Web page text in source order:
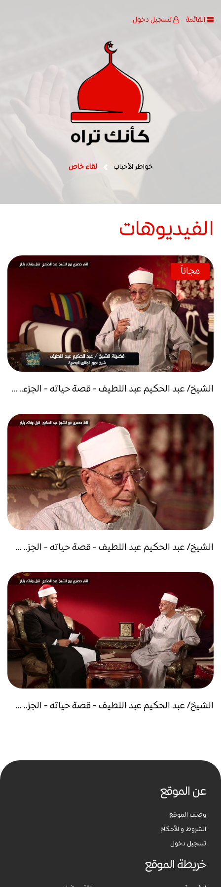
القائمة تسجيل دخول
خواطر الأحباب لقاء خاص
الفيديوهات
الشيخ/ عبد الحكيم عبد اللطيف - قصة حياته - الجزء.. ...
مجاناً
الشيخ/ عبد الحكيم عبد اللطيف - قصة حياته - الجز.. ...
الشيخ/ عبد الحكيم عبد اللطيف - قصة حياته - الجز.. ...
عن الموقع
وصف الموقع
الشروط و الأحكام
تسجيل دخول
خريطة الموقع